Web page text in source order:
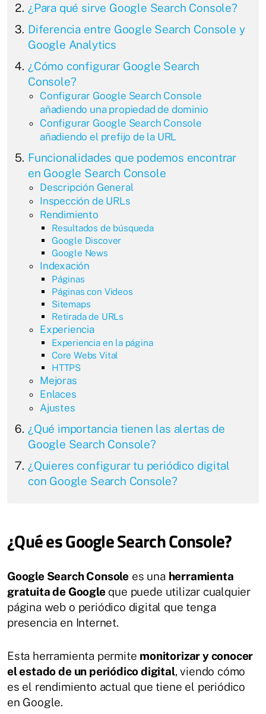
¿Para qué sirve Google Search Console?
Diferencia entre Google Search Console y
Google Analytics
¿Cómo configurar Google Search
Console?
Configurar Google Search Console
añadiendo una propiedad de dominio
Configurar Google Search Console
añadiendo el prefijo de la URL
Funcionalidades que podemos encontrar
en Google Search Console
Descripción General
Inspección de URLs
Rendimiento
Resultados de búsqueda
Google Discover
Google News
Indexación
Páginas
Páginas con Videos
Sitemaps
Retirada de URLs
Experiencia
Experiencia en la página
Core Webs Vital
HTTPS
Mejoras
Enlaces
Ajustes
¿Qué importancia tienen las alertas de
Google Search Console?
¿Quieres configurar tu periódico digital
con Google Search Console?
¿Qué es Google Search Console?
Google Search Console es una herramienta
gratuita de Googleque puede utilizar cualquier
página web o periódico digital que tenga
presencia en Internet.
Esta herramienta permite monitorizar y conocer
el estado de un periódico digital, viendo cómo
es el rendimiento actual que tiene el periódico
en Google.